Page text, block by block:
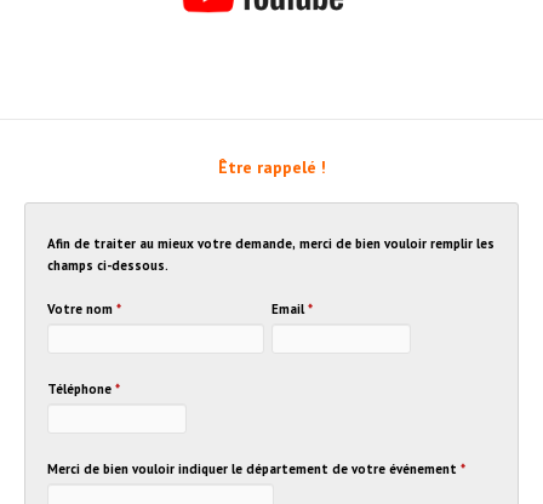
Être rappelé !
Afin de traiter au mieux votre demande, merci de bien vouloir remplir les
champs ci-dessous.
Votre nom * Email*
Téléphone *
Merci de bien vouloir indiquer le département de votre événement *